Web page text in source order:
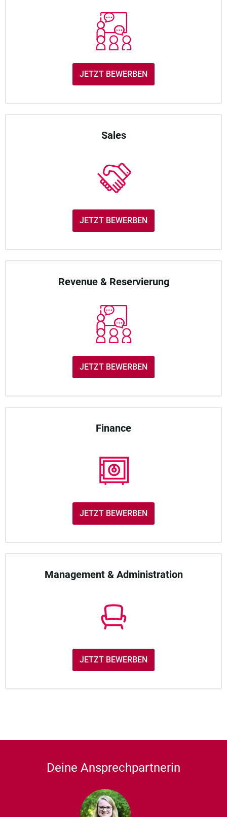
JETZT BEWERBEN
Sales
JETZT BEWERBEN
Revenue & Reservierung
JETZT BEWERBEN
Finance
JETZT BEWERBEN
Management & Administration
JETZT BEWERBEN
Deine Ansprechpartnerin